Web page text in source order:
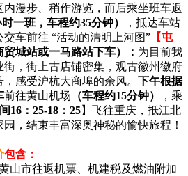
内漫步、稍作游览，而后乘坐班车返
时一班，车程约35分钟）
，抵达车站
车前往 “活动的清明上河图” 【屯
贸城站或一马路站下车）： 为目前我
街，街上古店铺密集，观古徽州徽府
感受沪杭大商埠的余风。 下午根据
前往黄山机场 （车程约15分钟）
，乘
16：25-18：25】飞往重庆，抵江北
，结束丰富深奥神秘的愉快旅程！
包含：
山市往返机票、机建税及燃油附加